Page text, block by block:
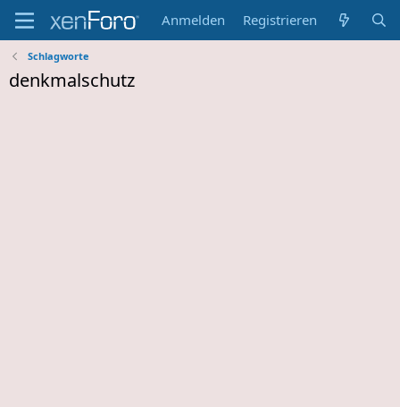
Anmelden Registrieren
Schlagworte
denkmalschutz